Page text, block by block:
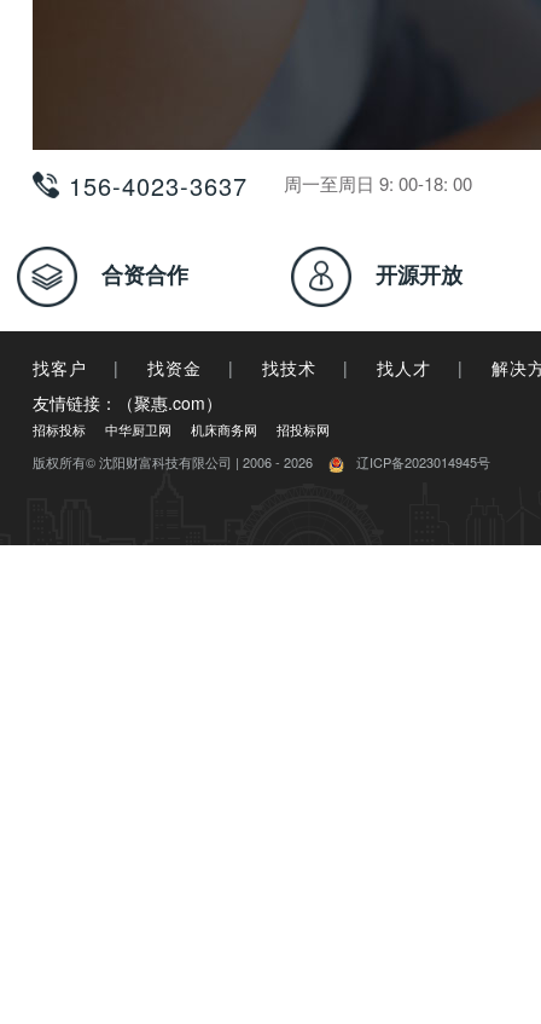
156-4023-3637 周一至周日 9: 00-18: 00
合资合作 开源开放
找客户 | 找资金 | 找技术 | 找人才 |
解决
友情链接：（聚惠.com）
招标投标 中华厨卫网 机床商务网
招投标网
版权所有© 沈阳财富科技有限公司 | 2006 - 2026
辽ICP备2023014945号